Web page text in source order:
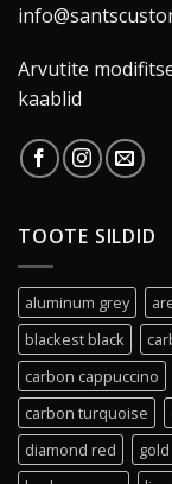
Arvutite
kaablid
TOOTE SILDID
aluminum grey
blackest black
carbon cappuccino
carbon turquoise
diamond red
gold